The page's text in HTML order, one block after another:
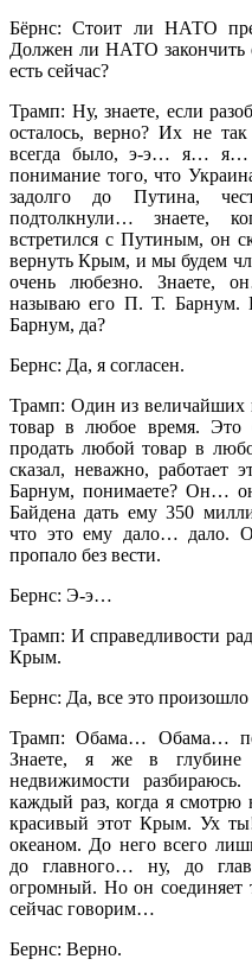
Бёрнс: Стоит ли НАТО
Должен ли НАТО закончить
есть сейчас?
Трамп: Ну, знаете, если
осталось, верно? Их не
всегда было, э-э… я… я…
понимание того, что
задолго до Путина,
подтолкнули… знаете,
встретился с Путиным, он
вернуть Крым, и мы будем
очень любезно. Знаете,
называю его П. Т. Барнум.
Барнум, да?
Бернс: Да, я согласен.
Трамп: Один из величайших
товар в любое время.
продать любой товар в
сказал, неважно,
Барнум, понимаете? Он…
Байдена дать ему 350
что это ему дало… дало.
пропало без вести.
Бернс: Э-э…
Трамп: И справедливости
Крым.
Бернс: Да, все это произошло
Трамп: Обама… Обама…
Знаете, я же в
недвижимости
каждый раз, когда я смотрю
красивый этот Крым. Ух
океаном. До него всего
до главного… ну, до
огромный. Но он соединяет
сейчас говорим…
Бернс: Верно.